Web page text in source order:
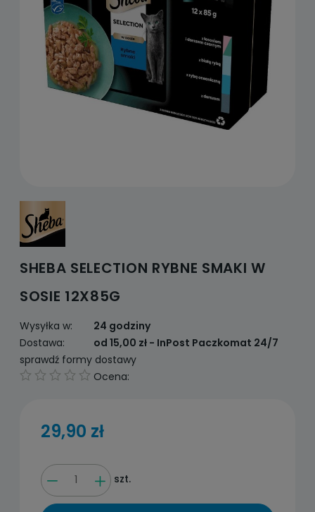
SHEBA SELECTION RYBNE SMAKI W
SOSIE 12X85G
Wysyłka w:
24 godziny
Dostawa:
od 15,00 zł - InPost Paczkomat 24/7
sprawdź formy dostawy
Ocena:
29,90 zł
szt.